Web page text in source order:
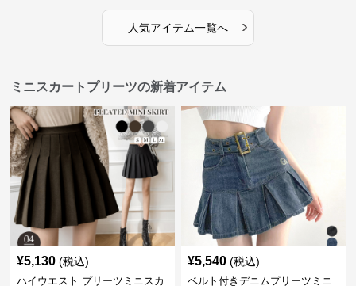
人気アイテム一覧へ ›
ミニスカートプリーツの新着アイテム
¥5,130 (税込)
ハイウエスト プリーツミニスカ
¥5,540 (税込)
ベルト付きデニムプリーツミニ